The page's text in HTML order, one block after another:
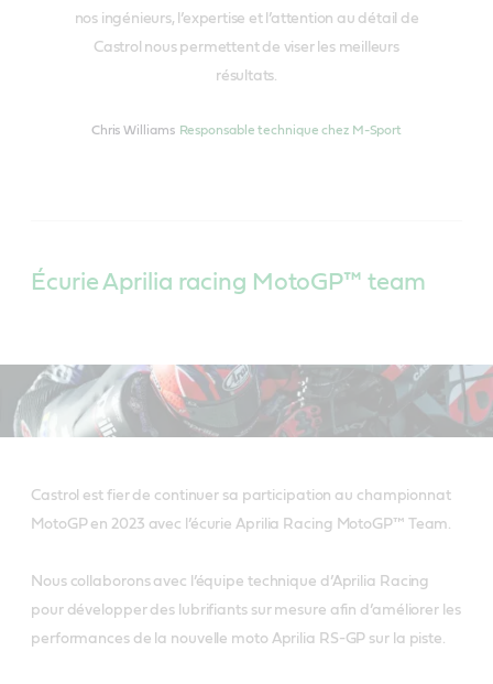
nos ingénieurs, l’expertise et l’attention au détail de
Castrol nous permettent de viser les meilleurs
résultats.
Chris Williams Responsable technique chez M-Sport
Écurie Aprilia racing MotoGP™ team
Castrol est fier de continuer sa participation au championnat
MotoGP en 2023 avec l’écurie Aprilia Racing MotoGP™ Team.
Nous collaborons avec l’équipe technique d’Aprilia Racing
pour développer des lubrifiants sur mesure afin d’améliorer les
performances de la nouvelle moto Aprilia RS-GP sur la piste.